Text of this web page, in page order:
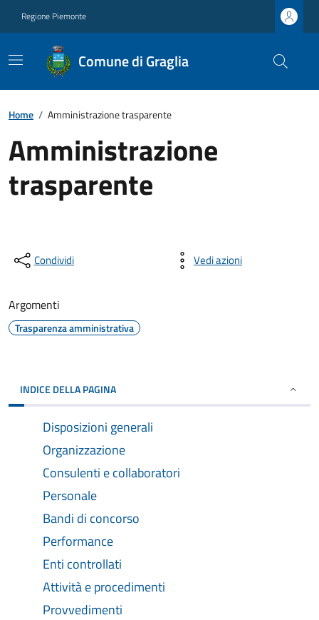
Regione Piemonte
Comune di Graglia
Home / Amministrazione trasparente
Amministrazione
trasparente
Condividi Vedi azioni
Argomenti
Trasparenza amministrativa
INDICE DELLA PAGINA
Disposizioni generali
Organizzazione
Consulenti e collaboratori
Personale
Bandi di concorso
Performance
Enti controllati
Attività e procedimenti
Provvedimenti